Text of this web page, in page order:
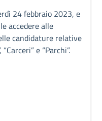
24 febbraio 2023, e
accedere alle
candidature relative
e “Parchi”.